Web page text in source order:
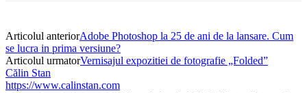
Articolul anteriorAdobe Photoshop la 25 de ani de la lansare. Cum
se lucra in prima versiune?
Articolul urmatorVernisajul expozitiei de fotografie „Folded”
Călin Stan
https://www.calinstan.com